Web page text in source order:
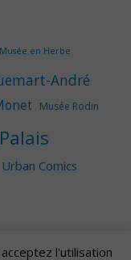
Musée en Herbe
André
Musée Rodin
Urban Comics
l'utilisation